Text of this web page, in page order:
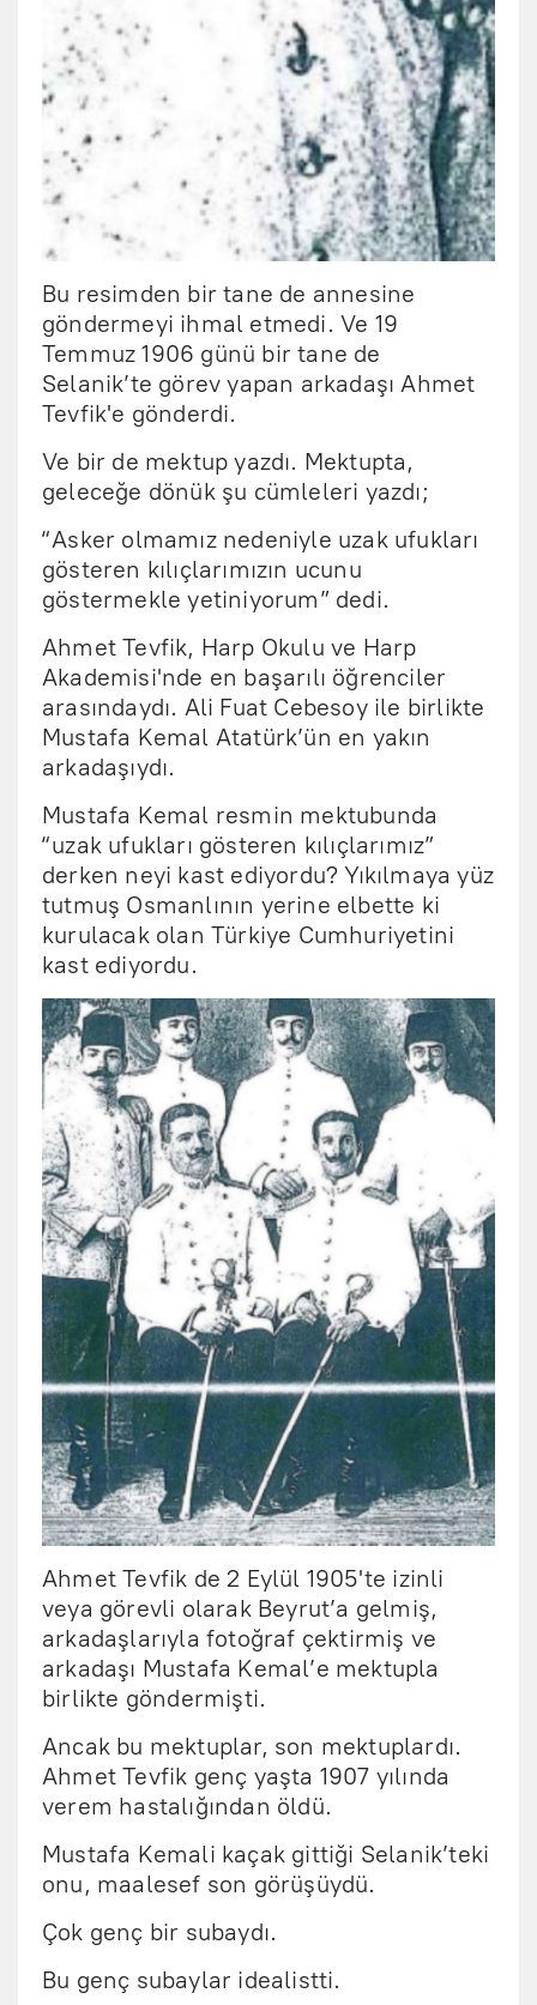
Bu resimden bir tane de annesine
göndermeyi ihmal etmedi. Ve 19
Temmuz 1906 günü bir tane de
Selanik’te görev yapan arkadaşı Ahmet
Tevfik'e gönderdi.
Ve bir de mektup yazdı. Mektupta,
geleceğe dönük şu cümleleri yazdı;
“Asker olmamız nedeniyle uzak ufukları
gösteren kılıçlarımızın ucunu
göstermekle yetiniyorum” dedi.
Ahmet Tevfik, Harp Okulu ve Harp
Akademisi'nde en başarılı öğrenciler
arasındaydı. Ali Fuat Cebesoy ile birlikte
Mustafa Kemal Atatürk’ün en yakın
arkadaşıydı.
Mustafa Kemal resmin mektubunda
“uzak ufukları gösteren kılıçlarımız”
derken neyi kast ediyordu? Yıkılmaya yüz
tutmuş Osmanlının yerine elbette ki
kurulacak olan Türkiye Cumhuriyetini
kast ediyordu.
Ahmet Tevfik de 2 Eylül 1905'te izinli
veya görevli olarak Beyrut’a gelmiş,
arkadaşlarıyla fotoğraf çektirmiş ve
arkadaşı Mustafa Kemal’e mektupla
birlikte göndermişti.
Ancak bu mektuplar, son mektuplardı.
Ahmet Tevfik genç yaşta 1907 yılında
verem hastalığından öldü.
Mustafa Kemali kaçak gittiği Selanik’teki
onu, maalesef son görüşüydü.
Çok genç bir subaydı.
Bu genç subaylar idealistti.